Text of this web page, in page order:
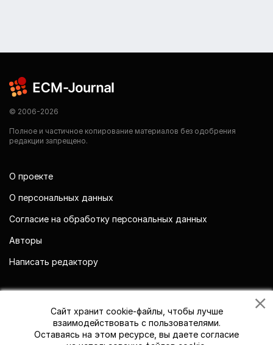
© 2006-2026
Полное и частичное копирование материалов без одобрения
редакции запрещено.
О проекте
О персональных данных
Согласие на обработку персональных данных
Авторы
Написать редактору
Сайт хранит cookie-файлы, чтобы лучше
взаимодействовать с пользователями.
Оставаясь на этом ресурсе, вы даете согласие